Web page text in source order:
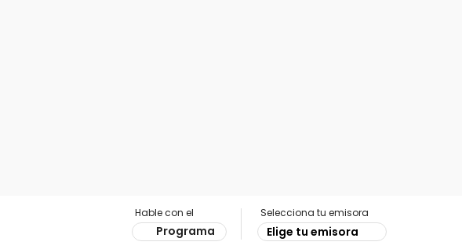
Hable con el
Programa
Selecciona tu emisora
Elige tu emisora